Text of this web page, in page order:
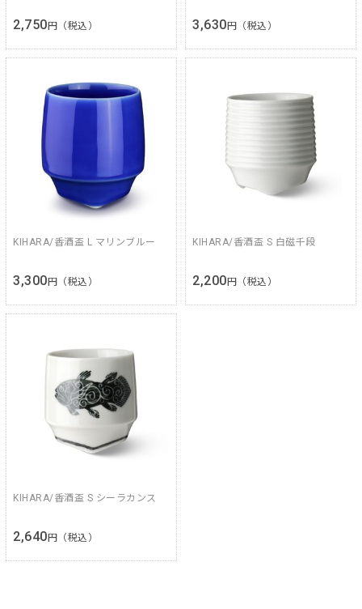
2,750 円（税込） 3,630 円（税込）
KIHARA/香酒盃 L マリンブルー
3,300 円（税込）
KIHARA/香酒盃 S 白磁千段
2,200 円（税込）
KIHARA/香酒盃 S シーラカンス
2,640 円（税込）